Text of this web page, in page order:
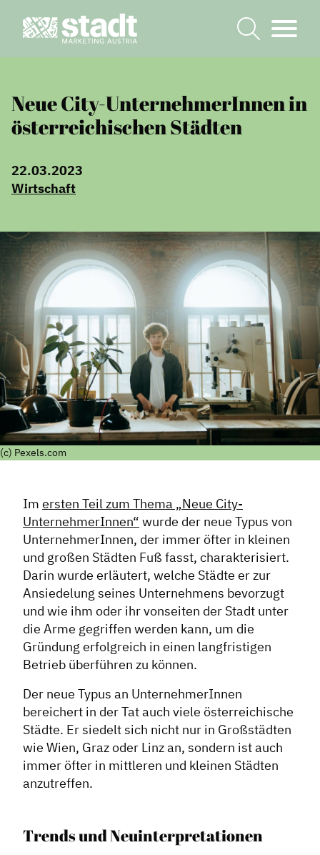
Neue City-UnternehmerInnen in
österreichischen Städten
22.03.2023
Wirtschaft
(c) Pexels.com
Im ersten Teil zum Thema „Neue City-
UnternehmerInnen“ wurde der neue Typus von
UnternehmerInnen, der immer öfter in kleinen
und großen Städten Fuß fasst, charakterisiert.
Darin wurde erläutert, welche Städte er zur
Ansiedelung seines Unternehmens bevorzugt
und wie ihm oder ihr vonseiten der Stadt unter
die Arme gegriffen werden kann, um die
Gründung erfolgreich in einen langfristigen
Betrieb überführen zu können.
Der neue Typus an UnternehmerInnen
bereichert in der Tat auch viele österreichische
Städte. Er siedelt sich nicht nur in Großstädten
wie Wien, Graz oder Linz an, sondern ist auch
immer öfter in mittleren und kleinen Städten
anzutreffen.
Trends und Neuinterpretationen